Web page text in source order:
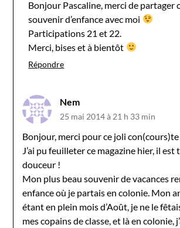
Bonjour Pascaline, merci de partager
souvenir d’enfance avec moi
Participations 21 et 22.
Merci, bises et à bientôt
Répondre
Nem
25 mai 2014 à 21 h 33 min
Bonjour, merci pour ce joli con(cours)te
J’ai pu feuilleter ce magazine hier, il
douceur !
Mon plus beau souvenir de vacances
enfance où je partais en colonie. Mon
étant en plein mois d’Août, je ne le
mes copains de classe, et là en colonie,